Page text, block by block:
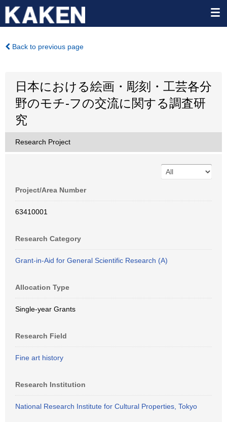
Back to previous page
日本における絵画・彫刻・工芸各分
野のモチ-フの交流に関する調査研
究
Research Project
Project/Area Number
63410001
Research Category
Grant-in-Aid for General Scientific Research (A)
Allocation Type
Single-year Grants
Research Field
Fine art history
Research Institution
National Research Institute for Cultural Properties, Tokyo